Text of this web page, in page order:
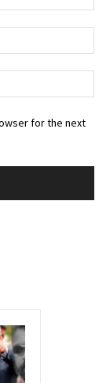
for the next